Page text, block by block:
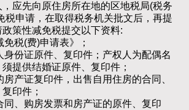
应先向原住房所在地的区地税局(税务
税申请，在取得税务机关批文后，再提
策性减免税提交以下资料:
税(费)申请表》；
份证原件、复印件；产权人为配偶名
提供结婚证原件、复印件；
证复印件，出售自用住房的合同、
印件；
、购房发票和房产证的原件、复印